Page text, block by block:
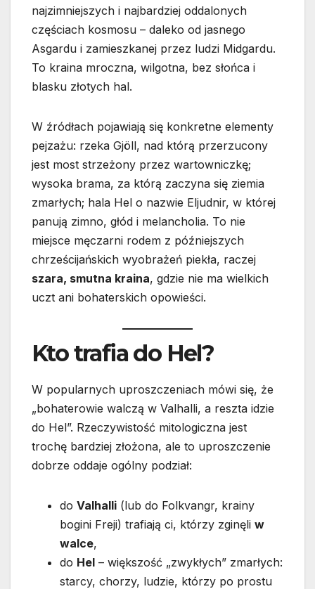
najzimniejszych i najbardziej oddalonych
częściach kosmosu – daleko od jasnego
Asgardu i zamieszkanej przez ludzi Midgardu.
To kraina mroczna, wilgotna, bez słońca i
blasku złotych hal.
W źródłach pojawiają się konkretne elementy
pejzażu: rzeka Gjöll, nad którą przerzucony
jest most strzeżony przez wartowniczkę;
wysoka brama, za którą zaczyna się ziemia
zmarłych; hala Hel o nazwie Eljudnir, w której
panują zimno, głód i melancholia. To nie
miejsce męczarni rodem z późniejszych
chrześcijańskich wyobrażeń piekła, raczej
szara, smutna kraina, gdzie nie ma wielkich
uczt ani bohaterskich opowieści.
Kto trafia do Hel?
W popularnych uproszczeniach mówi się, że
„bohaterowie walczą w Valhalli, a reszta idzie
do Hel”. Rzeczywistość mitologiczna jest
trochę bardziej złożona, ale to uproszczenie
dobrze oddaje ogólny podział:
do Valhalli (lub do Folkvangr, krainy
bogini Freji) trafiają ci, którzy zginęli w
walce,
do Hel – większość „zwykłych” zmarłych:
starcy, chorzy, ludzie, którzy po prostu